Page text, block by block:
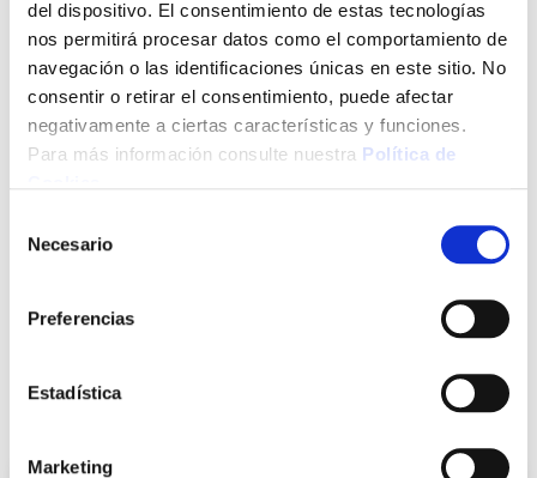
del dispositivo. El consentimiento de estas tecnologías
nos permitirá procesar datos como el comportamiento de
navegación o las identificaciones únicas en este sitio. No
consentir o retirar el consentimiento, puede afectar
negativamente a ciertas características y funciones.
Para más información consulte nuestra Política de
Necesario
Preferencias
Estadística
Marketing
Click&Collect - Recogida gratis
en nuestras tiendas
Envío a domicilio:
5 días hábiles
+ INFO